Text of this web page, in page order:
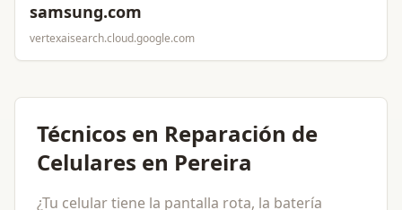
samsung.com
vertexaisearch.cloud.google.com
Técnicos en Reparación de
Celulares en Pereira
¿Tu celular tiene la pantalla rota, la batería